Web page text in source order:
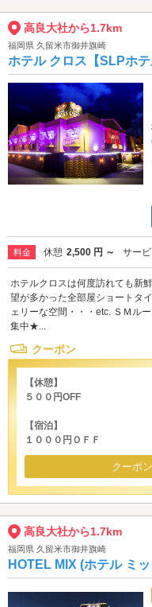
高良大社から1.7km
福岡県 久留米市御井旗崎
ホテル クロス【SLPホテ
料金 休憩 2,500 円 ～ サー
ホテルクロスは何度訪れても新
望が多かった全部屋ショートタ
ェリーな空間・・・etc. ＳＭル
集中★...
クーポン
【休憩】
５００円OFF
【宿泊】
１０００円ＯＦＦ
クーポ
高良大社から1.7km
福岡県 久留米市御井旗崎
HOTEL MIX (ホテル ミ